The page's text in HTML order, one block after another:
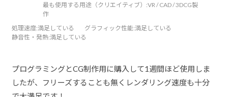
最も使用する用途（クリエイティブ）:VR / CAD / 3DCG製
作
処理速度:満足している グラフィック性能:満足している
静音性・発熱:満足している
プログラミングとCG制作用に購入して1週間ほど使用しま
したが、フリーズすることも無くレンダリング速度も十分